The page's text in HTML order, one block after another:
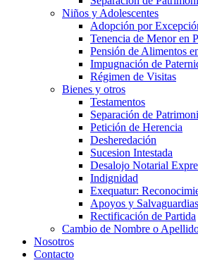
Niños y Adolescentes
Adopción por
Tenencia de Menor en
Pensión de Alimentos
Impugnación de
Régimen de Visitas
Bienes y otros
Testamentos
Separación de
Petición de Herencia
Desheredación
Sucesion Intestada
Desalojo Notarial
Indignidad
Exequatur:
Apoyos y Salvaguardias
Rectificación de Partida
Cambio de Nombre o
Nosotros
Contacto